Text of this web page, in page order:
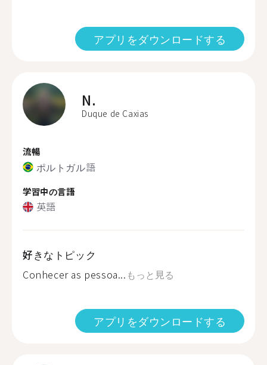
アプリをダウンロードする
N.
Duque de Caxias
流暢
ポルトガル語
学習中の言語
英語
好きなトピック
Conhecer as pessoa... もっと見る
アプリをダウンロードする